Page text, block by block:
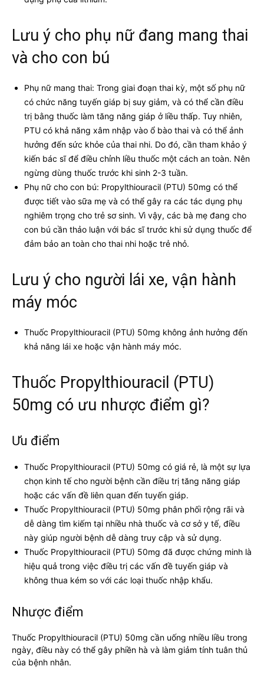
Lưu ý cho phụ nữ đang mang thai
và cho con bú
Phụ nữ mang thai: Trong giai đoạn thai kỳ, một số phụ nữ
có chức năng tuyến giáp bị suy giảm, và có thể cần điều
trị bằng thuốc làm tăng năng giáp ở liều thấp. Tuy nhiên,
PTU có khả năng xâm nhập vào ổ bào thai và có thể ảnh
hưởng đến sức khỏe của thai nhi. Do đó, cần tham khảo ý
kiến bác sĩ để điều chỉnh liều thuốc một cách an toàn. Nên
ngừng dùng thuốc trước khi sinh 2-3 tuần.
Phụ nữ cho con bú: Propylthiouracil (PTU) 50mg có thể
được tiết vào sữa mẹ và có thể gây ra các tác dụng phụ
nghiêm trọng cho trẻ sơ sinh. Vì vậy, các bà mẹ đang cho
con bú cần thảo luận với bác sĩ trước khi sử dụng thuốc để
đảm bảo an toàn cho thai nhi hoặc trẻ nhỏ.
Lưu ý cho người lái xe, vận hành
máy móc
Thuốc Propylthiouracil (PTU) 50mg không ảnh hưởng đến
khả năng lái xe hoặc vận hành máy móc.
Thuốc Propylthiouracil (PTU)
50mg có ưu nhược điểm gì?
Ưu điểm
Thuốc Propylthiouracil (PTU) 50mg có giá rẻ, là một sự lựa
chọn kinh tế cho người bệnh cần điều trị tăng năng giáp
hoặc các vấn đề liên quan đến tuyến giáp.
Thuốc Propylthiouracil (PTU) 50mg phân phối rộng rãi và
dễ dàng tìm kiếm tại nhiều nhà thuốc và cơ sở y tế, điều
này giúp người bệnh dễ dàng truy cập và sử dụng.
Thuốc Propylthiouracil (PTU) 50mg đã được chứng minh là
hiệu quả trong việc điều trị các vấn đề tuyến giáp và
không thua kém so với các loại thuốc nhập khẩu.
Nhược điểm
Thuốc Propylthiouracil (PTU) 50mg cần uống nhiều liều trong
ngày, điều này có thể gây phiền hà và làm giảm tính tuân thủ
của bệnh nhân.